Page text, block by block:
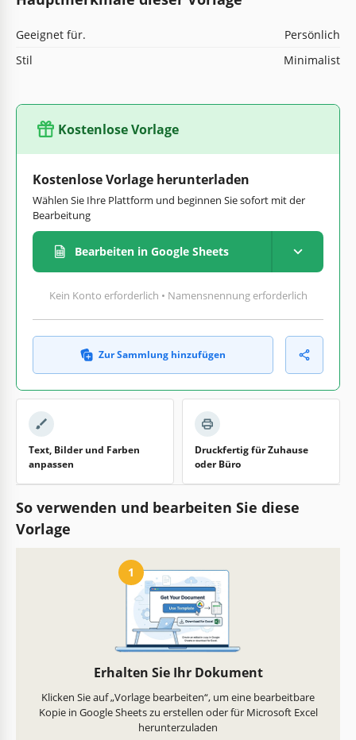
Geeignet für.
Persönlich
Stil
Minimalist
Kostenlose Vorlage
Kostenlose Vorlage herunterladen
Wählen Sie Ihre Plattform und beginnen Sie sofort mit der
Bearbeitung
Bearbeiten in Google Sheets
Kein Konto erforderlich • Namensnennung erforderlich
Zur Sammlung hinzufügen
Text, Bilder und Farben
anpassen
Druckfertig für Zuhause
oder Büro
So verwenden und bearbeiten Sie diese
Vorlage
1
Erhalten Sie Ihr Dokument
Klicken Sie auf „Vorlage bearbeiten“, um eine bearbeitbare
Kopie in Google Sheets zu erstellen oder für Microsoft Excel
herunterzuladen